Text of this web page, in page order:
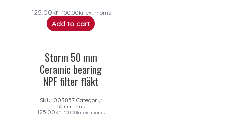
125.00kr 100.00krex. moms
Add to cart
Storm 50 mm
Ceramic bearing
NPF filter fläkt
SKU: 003857 Category:
50 mm fans
125.00kr 100.00krex. moms